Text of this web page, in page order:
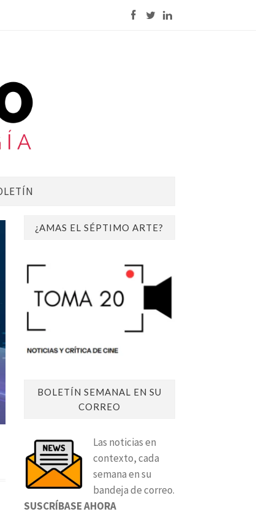
¿AMAS EL SÉPTIMO ARTE?
BOLETÍN SEMANAL EN SU
CORREO
Las noticias en
contexto, cada
semana en su
bandeja de correo.
SUSCRÍBASE AHORA